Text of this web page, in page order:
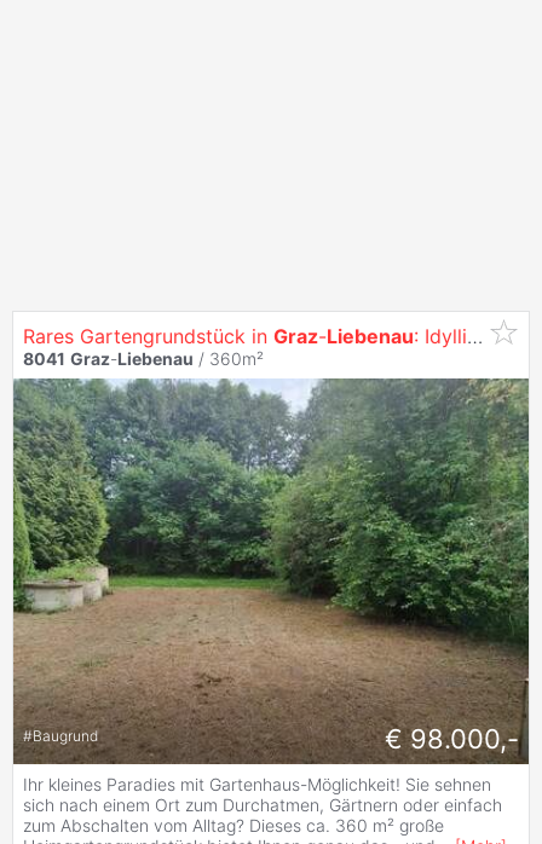
Rares Gartengrundstück in Graz-Liebenau: Idyllischer Rückzugsort mit Seltenheitswert!
8041 Graz-Liebenau / 360m²
#Baugrund € 98.000,-
Ihr kleines Paradies mit Gartenhaus-Möglichkeit! Sie sehnen
sich nach einem Ort zum Durchatmen, Gärtnern oder einfach
zum Abschalten vom Alltag? Dieses ca. 360 m² große